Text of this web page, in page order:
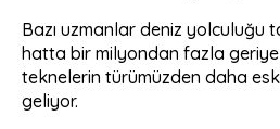
Bazı uzmanlar deniz yolculuğu
hatta bir milyondan fazla
teknelerin türümüzden daha
geliyor.